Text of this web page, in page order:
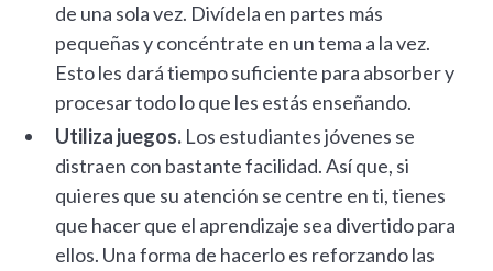
de una sola vez. Divídela en partes más
pequeñas y concéntrate en un tema a la vez.
Esto les dará tiempo suficiente para absorber y
procesar todo lo que les estás enseñando.
Utiliza juegos. Los estudiantes jóvenes se
distraen con bastante facilidad. Así que, si
quieres que su atención se centre en ti, tienes
que hacer que el aprendizaje sea divertido para
ellos. Una forma de hacerlo es reforzando las